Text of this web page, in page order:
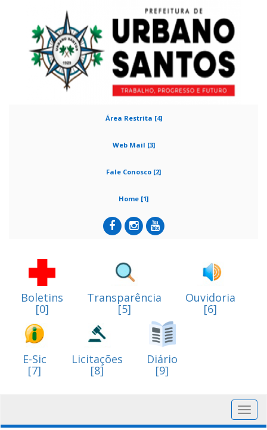
Área Restrita [4]
Web Mail [3]
Fale Conosco [2]
Home [1]
Boletins
[0]
Transparência
[5]
Ouvidoria
[6]
E-Sic
[7]
Licitações
[8]
Diário
[9]